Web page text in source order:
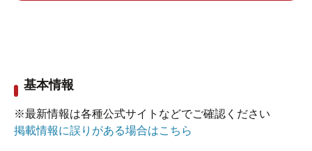
基本情報
※最新情報は各種公式サイトなどでご確認ください
掲載情報に誤りがある場合はこちら